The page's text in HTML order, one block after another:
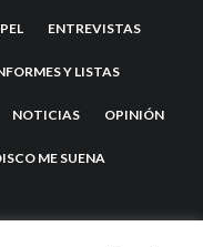
ENTREVISTAS
Y LISTAS
NOTICIAS OPINIÓN
ME SUENA